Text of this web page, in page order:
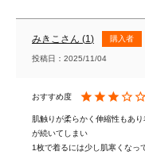
みきこ 1 購入者
投稿日 2025/11/04
肌触りが柔らかく伸縮性もあ
が続いてしまい
1枚で着るには少し肌寒くなっ